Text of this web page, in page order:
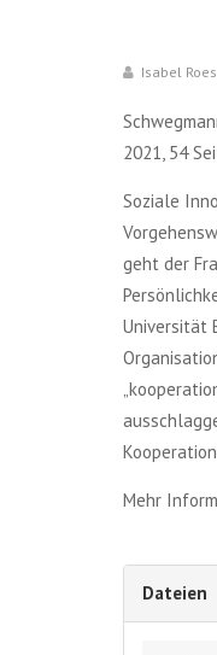
Isabel
2021, 54
Soziale
geht der
Universität
Mehr
Dateien